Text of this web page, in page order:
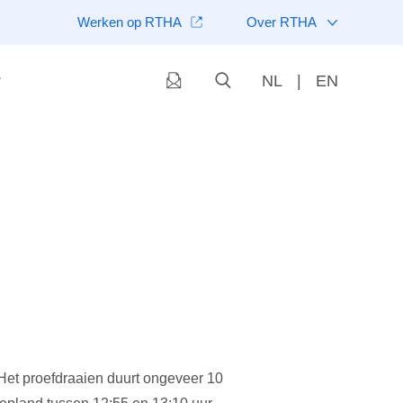
Werken op RTHA Over RTHA
NL | EN
proefdraaien duurt ongeveer 10